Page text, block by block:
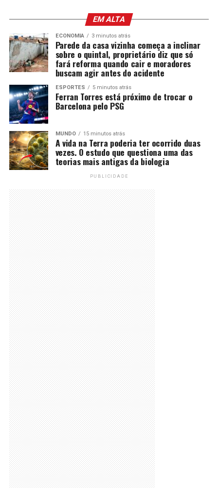
EM ALTA
ECONOMIA 3 minutos atrás
Parede da casa vizinha começa a inclinar
sobre o quintal, proprietário diz que só
fará reforma quando cair e moradores
buscam agir antes do acidente
ESPORTES 5 minutos atrás
Ferran Torres está próximo de trocar o
Barcelona pelo PSG
MUNDO 15 minutos atrás
A vida na Terra poderia ter ocorrido duas
vezes. O estudo que questiona uma das
teorias mais antigas da biologia
PUBLICIDADE